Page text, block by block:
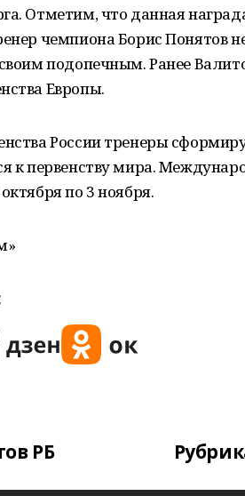
Отметим, что данная
чемпиона Борис Понятов
подопечным. Ранее
Европы.
России тренеры
к первенству мира.
по 3 ноября.
РБ